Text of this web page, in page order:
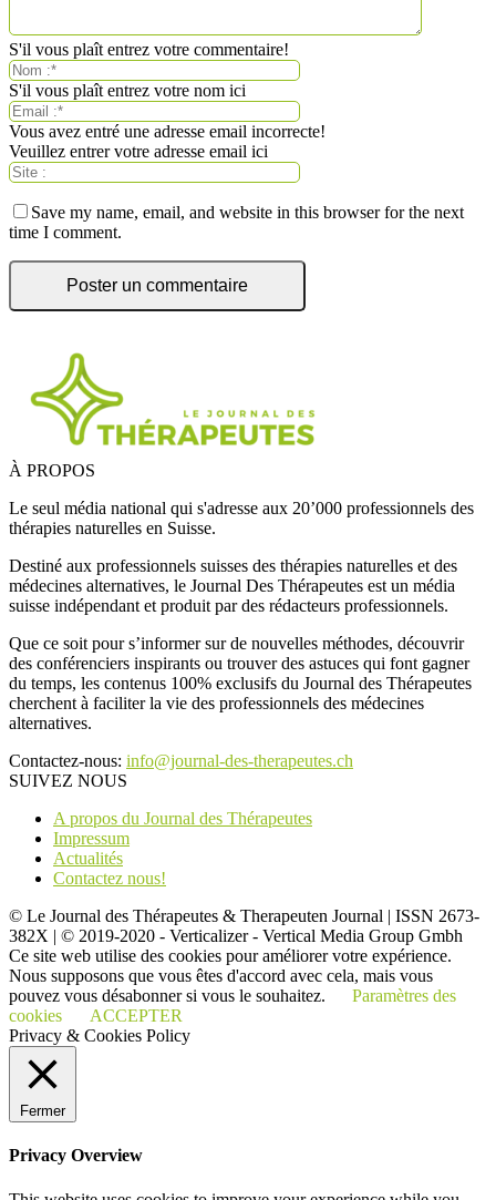
S'il vous plaît entrez votre commentaire!
S'il vous plaît entrez votre nom ici
Vous avez entré une adresse email incorrecte!
Veuillez entrer votre adresse email ici
Save my name, email, and website in this browser for the next
time I comment.
À PROPOS
Le seul média national qui s'adresse aux 20’000 professionnels des
thérapies naturelles en Suisse.
Destiné aux professionnels suisses des thérapies naturelles et des
médecines alternatives, le Journal Des Thérapeutes est un média
suisse indépendant et produit par des rédacteurs professionnels.
Que ce soit pour s’informer sur de nouvelles méthodes, découvrir
des conférenciers inspirants ou trouver des astuces qui font gagner
du temps, les contenus 100% exclusifs du Journal des Thérapeutes
cherchent à faciliter la vie des professionnels des médecines
alternatives.
Contactez-nous: info@journal-des-therapeutes.ch
SUIVEZ NOUS
A propos du Journal des Thérapeutes
Impressum
Actualités
Contactez nous!
© Le Journal des Thérapeutes & Therapeuten Journal | ISSN 2673-
382X | © 2019-2020 - Verticalizer - Vertical Media Group Gmbh
Ce site web utilise des cookies pour améliorer votre expérience.
Nous supposons que vous êtes d'accord avec cela, mais vous
pouvez vous désabonner si vous le souhaitez.
Paramètres des
cookies
ACCEPTER
Privacy & Cookies Policy
Fermer
Privacy Overview